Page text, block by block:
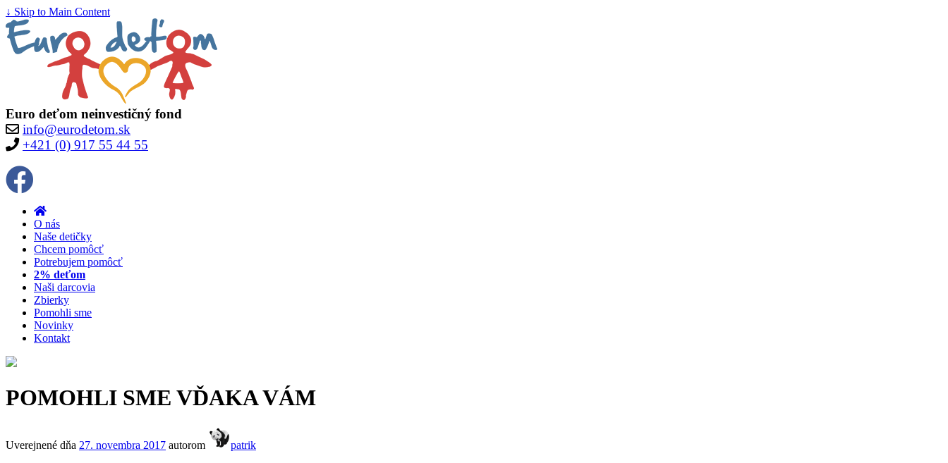
↓ Skip to Main Content
Euro deťom neinvestičný fond
info@eurodetom.sk
+421 (0) 917 55 44 55
O nás
Naše detičky
Chcem pomôcť
Potrebujem pomôcť
2% deťom
Naši darcovia
Zbierky
Pomohli sme
Novinky
Kontakt
POMOHLI SME VĎAKA VÁM
Uverejnené dňa 27. novembra 2017 autorom patrik